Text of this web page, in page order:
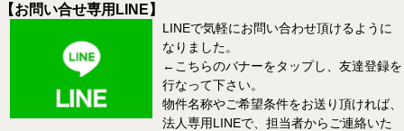
【お問い合せ専用LINE】
LINEで気軽にお問い合わせ頂けるように
なりました。
←こちらのバナーをタップし、友達登録を
行なって下さい。
物件名称やご希望条件をお送り頂ければ、
法人専用LINEで、担当者からご連絡いた